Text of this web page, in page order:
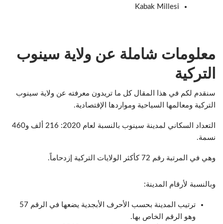
Kabak Millesi
معلومات شاملة عن ولاية سينوب
التركية
سنقدم لكم في هذا المقال كل ما تريدون معرفته عن ولاية سينوب
التركية ومعالمها السياحية ومواردها الإقتصادية.
التعداد السكاني لمدينة سينوب بالنسبة لعام 2020: 216 ألف و460
نسمة.
وهي في المرتبة رقم 72 كأكثر الولايات التركية إزدحاماً.
وبالنسبة لأرقام المدينة:
ترتيب المدينة بحسب الأحرف الأبجدية يضعها في الرقم 57
وهو الرقم الخاص بها.